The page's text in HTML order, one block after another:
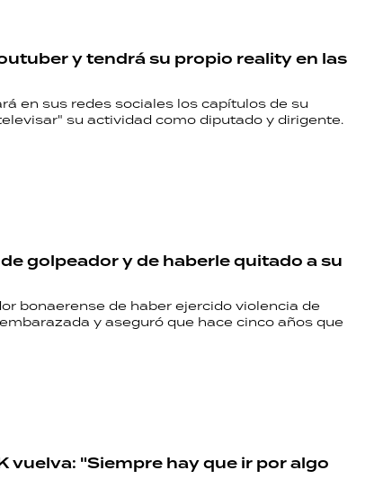
y tendrá su propio reality en las
en sus redes sociales los capítulos de su
su actividad como diputado y dirigente.
golpeador y de haberle quitado a su
bonaerense de haber ejercido violencia de
y aseguró que hace cinco años que
vuelva: "Siempre hay que ir por algo